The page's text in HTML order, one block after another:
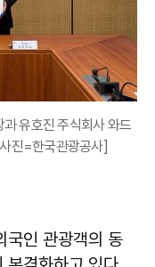
유호진 주식회사 와드
진=한국관광공사]
국인 관광객의 동